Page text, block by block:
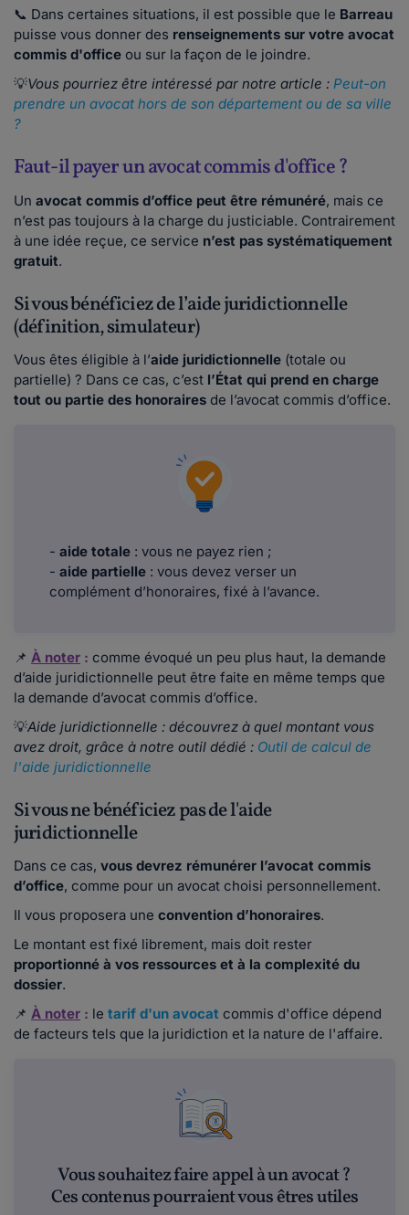
📞 Dans certaines situations, il est possible que le Barreau
puisse vous donner des renseignements sur votre avocat
commis d'office ou sur la façon de le joindre.
💡Vous pourriez être intéressé par notre article : Peut-on
prendre un avocat hors de son département ou de sa ville
?
Faut-il payer un avocat commis d'office ?
Un avocat commis d’office peut être rémunéré, mais ce
n’est pas toujours à la charge du justiciable. Contrairement
à une idée reçue, ce service n’est pas systématiquement
gratuit.
Si vous bénéficiez de l’aide juridictionnelle
(définition, simulateur)
Vous êtes éligible à l’aide juridictionnelle (totale ou
partielle) ? Dans ce cas, c’est l’État qui prend en charge
tout ou partie des honoraires de l’avocat commis d’office.
- aide totale : vous ne payez rien ;
- aide partielle : vous devez verser un
complément d’honoraires, fixé à l’avance.
📌 À noter : comme évoqué un peu plus haut, la demande
d’aide juridictionnelle peut être faite en même temps que
la demande d’avocat commis d’office.
💡Aide juridictionnelle : découvrez à quel montant vous
avez droit, grâce à notre outil dédié : Outil de calcul de
l'aide juridictionnelle
Si vous ne bénéficiez pas de l'aide
juridictionnelle
Dans ce cas, vous devrez rémunérer l’avocat commis
d’office, comme pour un avocat choisi personnellement.
Il vous proposera une convention d’honoraires.
Le montant est fixé librement, mais doit rester
proportionné à vos ressources et à la complexité du
dossier.
📌 À noter : le tarif d'un avocat commis d'office dépend
de facteurs tels que la juridiction et la nature de l'affaire.
Vous souhaitez faire appel à un avocat ?
Ces contenus pourraient vous êtres utiles